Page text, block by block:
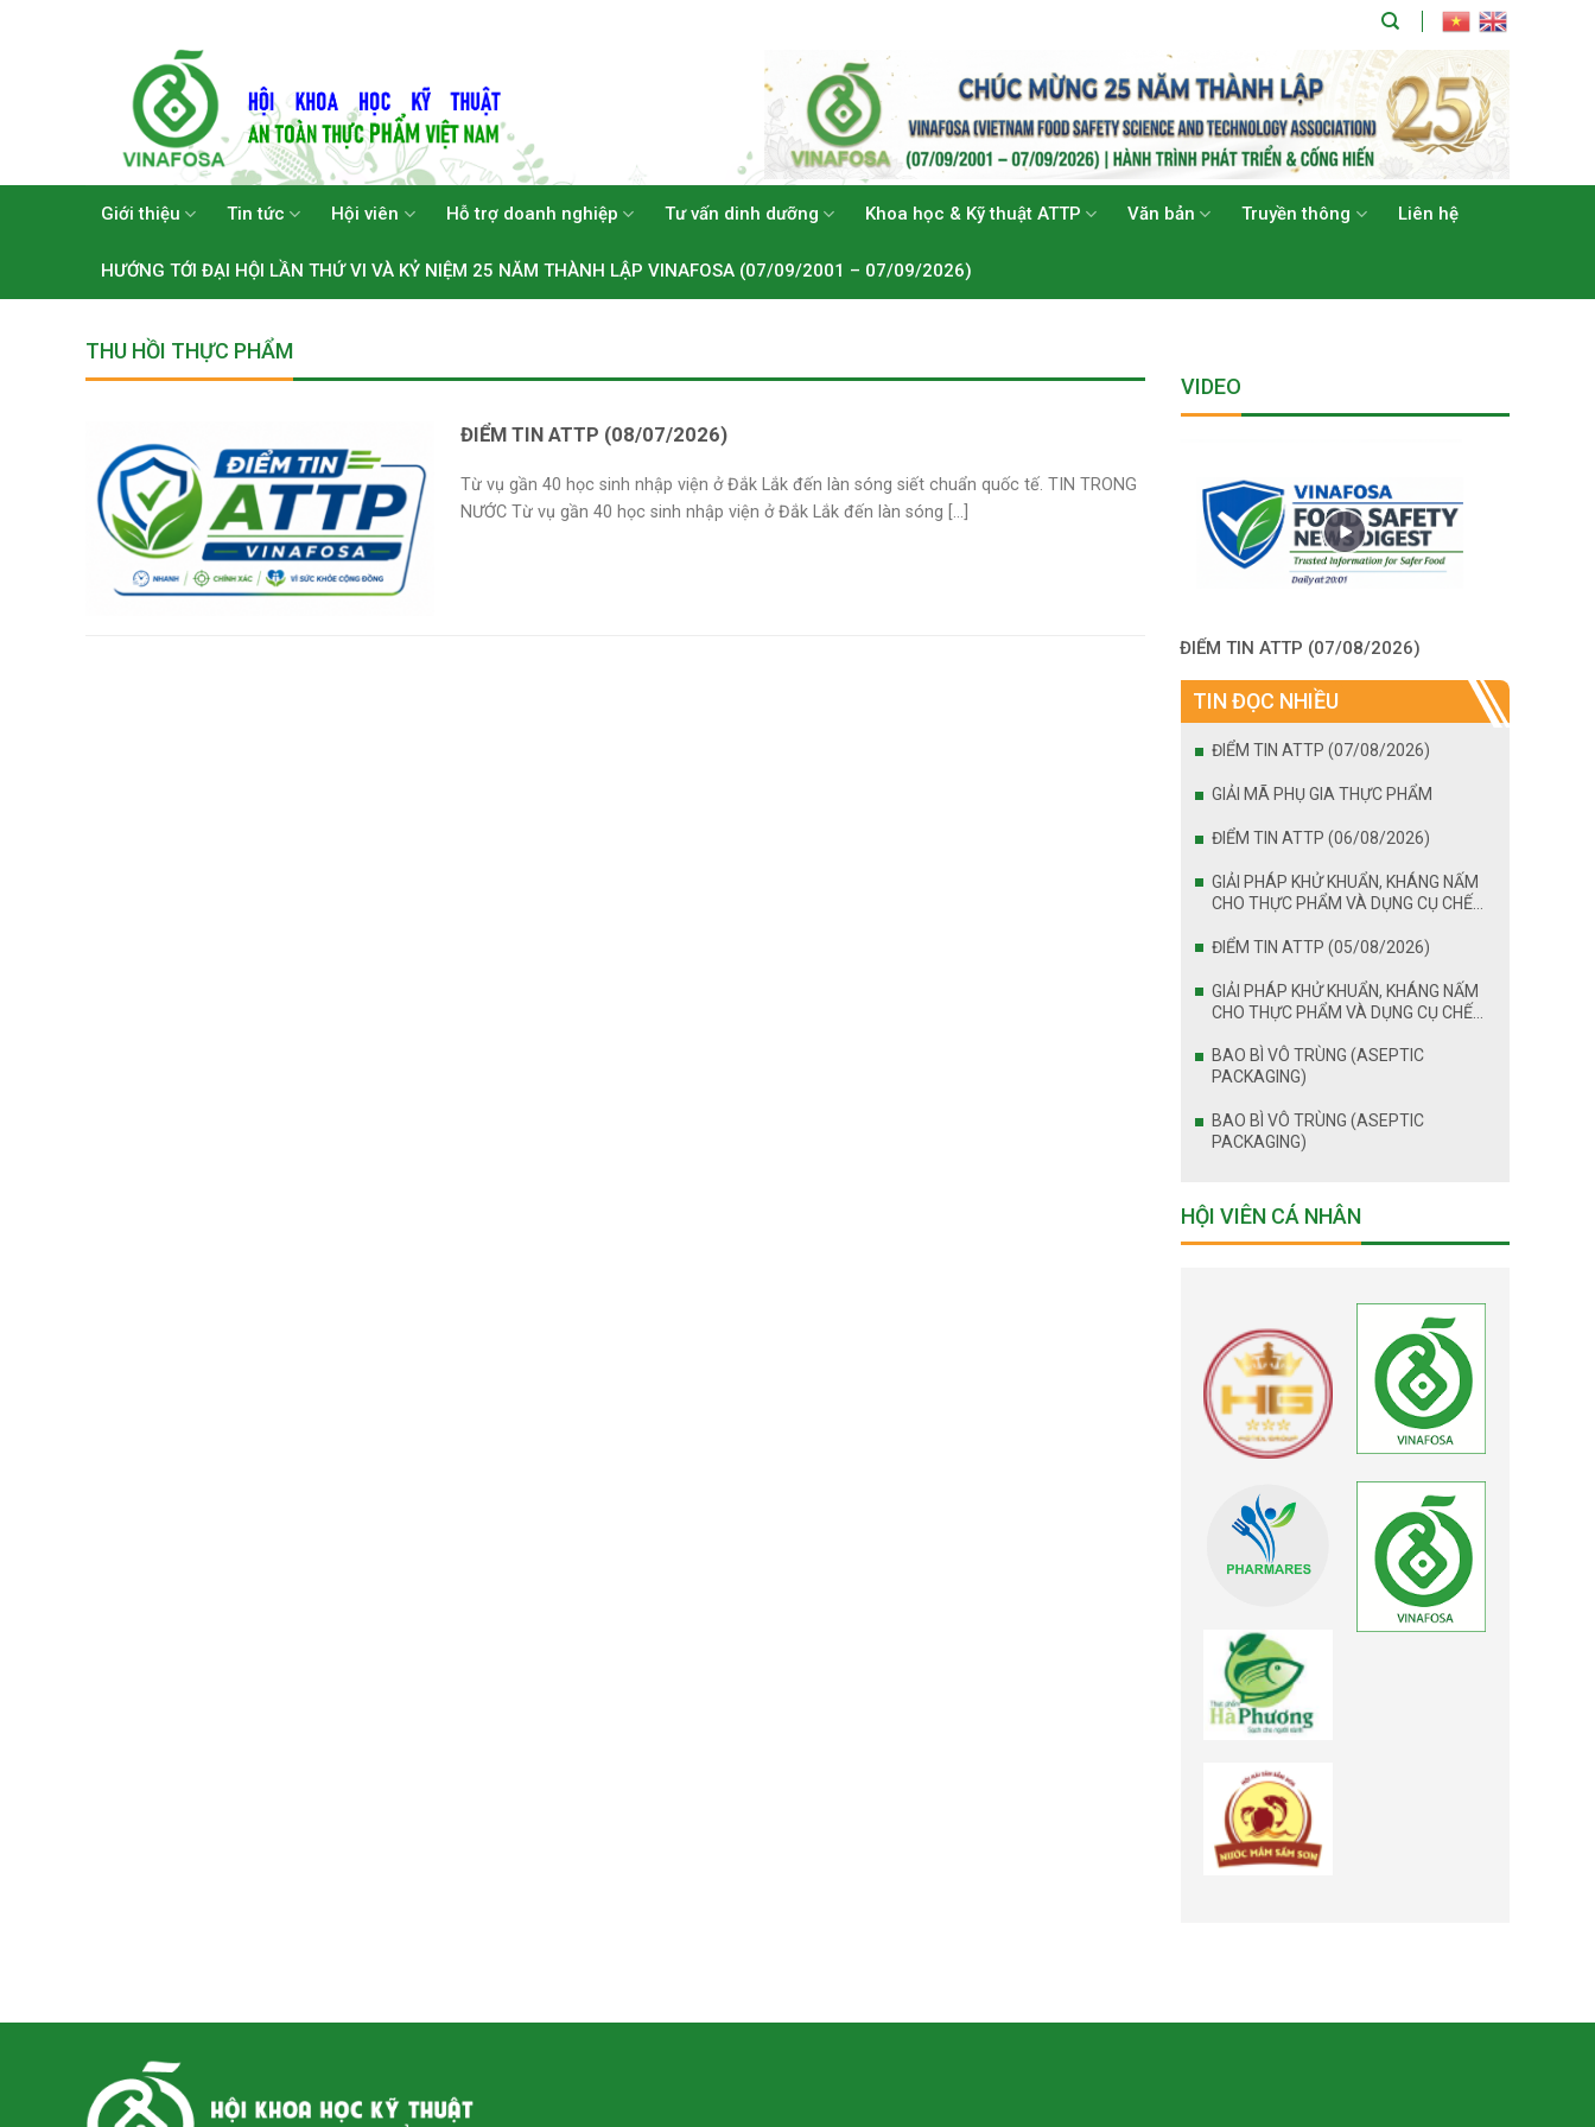
Giới thiệu Tin tức Hội viên Hỗ trợ doanh nghiệp Tư vấn dinh dưỡng Khoa học & Kỹ thuật ATTP Văn bản Truyền thông Liên hệ
HƯỚNG TỚI ĐẠI HỘI LẦN THỨ VI VÀ KỶ NIỆM 25 NĂM THÀNH LẬP VINAFOSA (07/09/2001 – 07/09/2026)
THU HỒI THỰC PHẨM
ĐIỂM TIN ATTP (08/07/2026)
Từ vụ gần 40 học sinh nhập viện ở Đắk Lắk đến làn sóng siết chuẩn quốc tế. TIN TRONG
NƯỚC Từ vụ gần 40 học sinh nhập viện ở Đắk Lắk đến làn sóng [...]
VIDEO
ĐIỂM TIN ATTP (07/08/2026)
TIN ĐỌC NHIỀU
ĐIỂM TIN ATTP (07/08/2026)
GIẢI MÃ PHỤ GIA THỰC PHẨM
ĐIỂM TIN ATTP (06/08/2026)
GIẢI PHÁP KHỬ KHUẨN, KHÁNG NẤM
CHO THỰC PHẨM VÀ DỤNG CỤ CHẾ
ĐIỂM TIN ATTP (05/08/2026)
GIẢI PHÁP KHỬ KHUẨN, KHÁNG NẤM
CHO THỰC PHẨM VÀ DỤNG CỤ CHẾ
BAO BÌ VÔ TRÙNG (ASEPTIC
PACKAGING)
BAO BÌ VÔ TRÙNG (ASEPTIC
PACKAGING)
HỘI VIÊN CÁ NHÂN